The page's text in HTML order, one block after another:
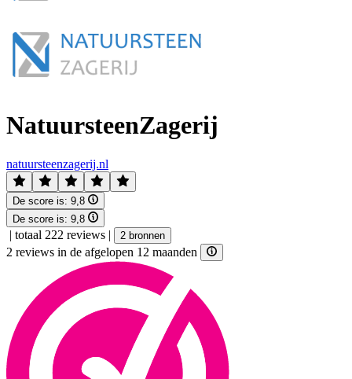
NatuursteenZagerij
natuursteenzagerij.nl
De score is: 9,8
De score is: 9,8
| totaal 222 reviews | 2 bronnen
2 reviews in de afgelopen 12 maanden